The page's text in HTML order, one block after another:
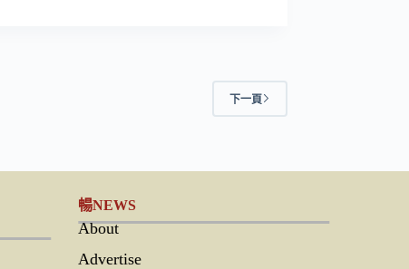
下一頁
暢NEWS
About
Advertise